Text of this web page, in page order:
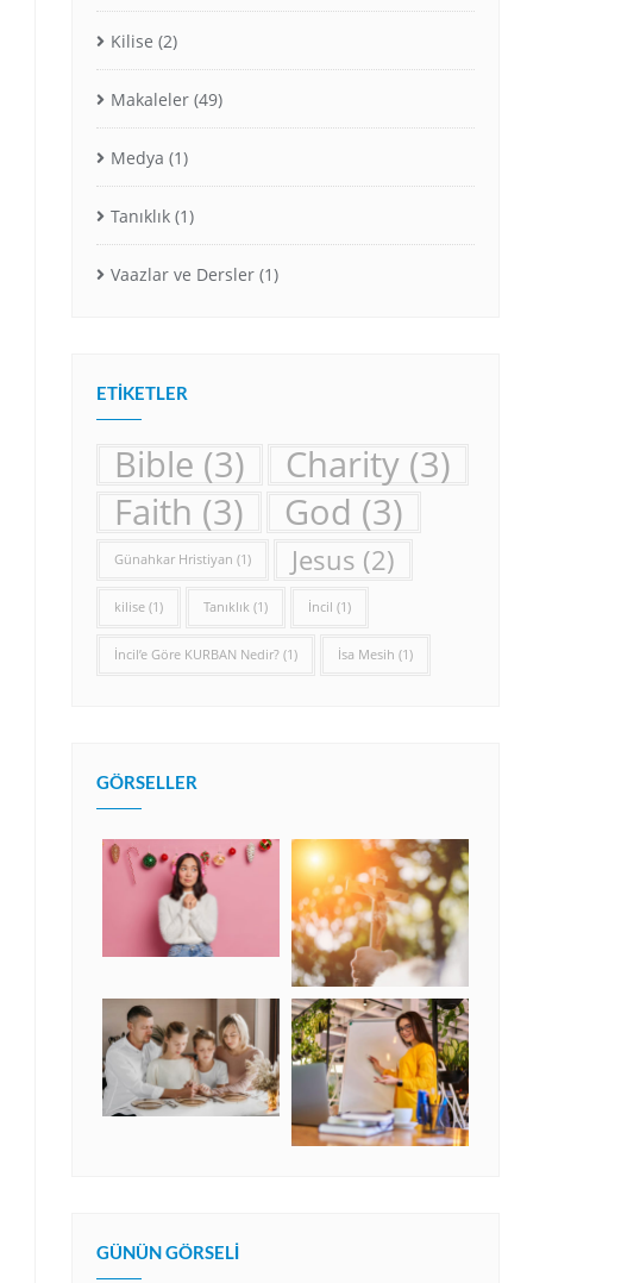
Kilise (2)
Makaleler (49)
Medya (1)
Tanıklık (1)
Vaazlar ve Dersler (1)
ETIKETLER
Bible (3) Charity (3)
Faith (3) God (3)
Günahkar Hristiyan (1) Jesus (2)
kilise (1) Tanıklık (1) İncil (1)
İncil’e Göre KURBAN Nedir? (1) İsa Mesih (1)
GÖRSELLER
GÜNÜN GÖRSELI